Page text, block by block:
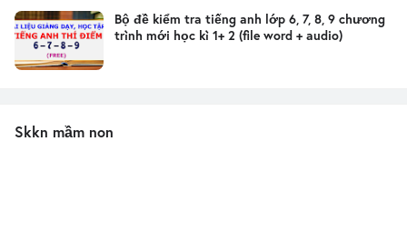
Bộ đề kiểm tra tiếng anh lớp 6, 7, 8, 9 chương
trình mới học kì 1+ 2 (file word + audio)
Skkn mầm non